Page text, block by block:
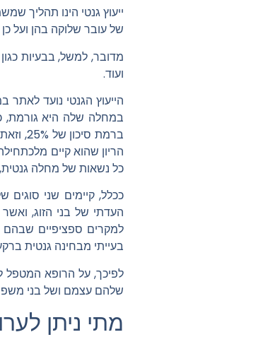
ייעוץ גנטי הינו תהליך
של עובר שלוקה בהן ועל
ועוד.
הייעוץ הגנטי נועד
במחלה שלה היא גורמת,
ברמת
כל נשאות של מחלה
ככלל, קיימים שני סוגים
העדתי של בני הזוג,
למקרים ספציפיים שבהם
בעייתי מבחינה גנטית
לפיכך, על הרופא המטפל
שלהם עצמם ושל בני
מתי ניתן